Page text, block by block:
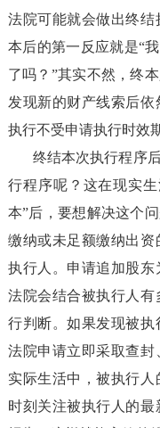
法院可能就会做出终
本后的第一反应就是“
了吗？”其实不然，终
发现新的财产线索后
执行不受申请执行时效
终结本次执行程序
行程序呢？这在现实
本”后，要想解决这个
缴纳或未足额缴纳出
执行人。申请追加股东
法院会结合被执行人
行判断。如果发现被
法院申请立即采取查
实际生活中，被执行
时刻关注被执行人的